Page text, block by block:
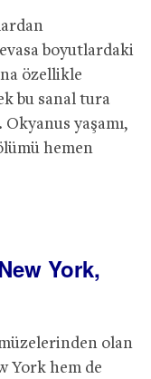
boyutlardaki
özellikle
bu sanal tura
Okyanus yaşamı,
hemen
York,
olan
York hem de